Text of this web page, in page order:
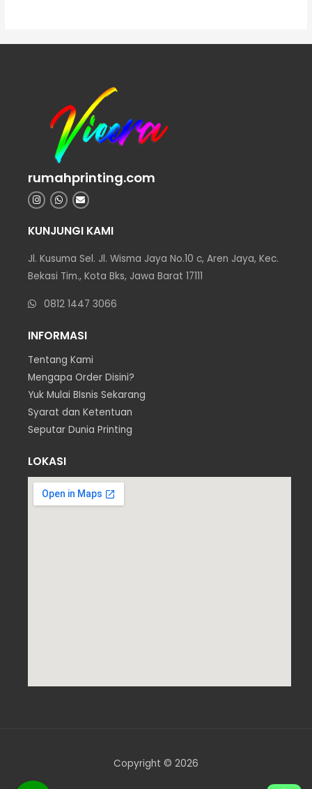
rumahprinting.com
KUNJUNGI KAMI
Jl. Kusuma Sel. Jl. Wisma Jaya No.10 c, Aren Jaya, Kec.
Bekasi Tim., Kota Bks, Jawa Barat 17111
0812 1447 3066
INFORMASI
Tentang Kami
Mengapa Order Disini?
Yuk Mulai BIsnis Sekarang
Syarat dan Ketentuan
Seputar Dunia Printing
LOKASI
Copyright © 2026